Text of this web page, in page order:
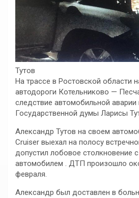
Тутов
На трассе в Ростовской области
автодороги Котельниково —
следствие автомобильной
Государственной думы Ларисы
Александр Тутов на своем
Cruiser выехал на полосу
допустил лобовое столкновение
автомобилем . ДТП произошло
февраля.
Александр был доставлен в